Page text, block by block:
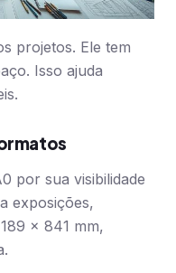
projetos. Ele tem
Isso ajuda
por sua visibilidade
exposições,
x 841 mm,